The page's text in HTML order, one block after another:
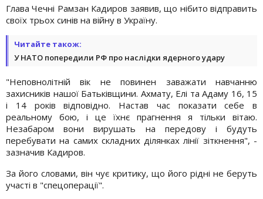
Глава Чечні Рамзан Кадиров заявив, що нібито відправить
своїх трьох синів на війну в Україну.
Читайте також:
У НАТО попередили РФ про наслідки ядерного удару
"Неповнолітній вік не повинен заважати навчанню
захисників нашої Батьківщини. Ахмату, Елі та Адаму 16, 15
і 14 років відповідно. Настав час показати себе в
реальному бою, і це їхнє прагнення я тільки вітаю.
Незабаром вони вирушать на передову і будуть
перебувати на самих складних ділянках лінії зіткнення", -
зазначив Кадиров.
За його словами, він чує критику, що його рідні не беруть
участі в "спецоперації".